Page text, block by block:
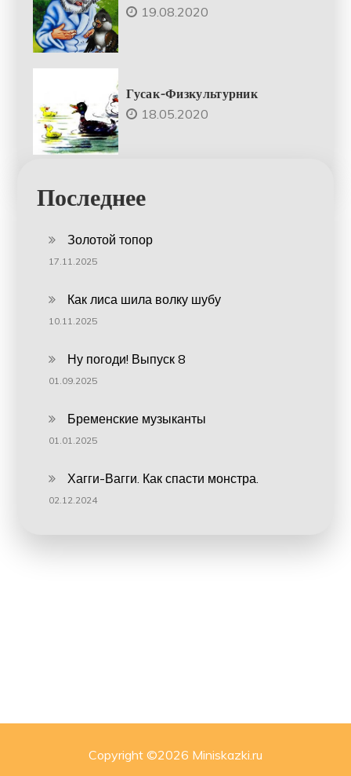
19.08.2020
Гусак-Физкультурник
18.05.2020
Последнее
Золотой топор
17.11.2025
Как лиса шила волку шубу
10.11.2025
Ну погоди! Выпуск 8
01.09.2025
Бременские музыканты
01.01.2025
Хагги-Вагги. Как спасти монстра.
02.12.2024
Copyright ©2026 Miniskazki.ru